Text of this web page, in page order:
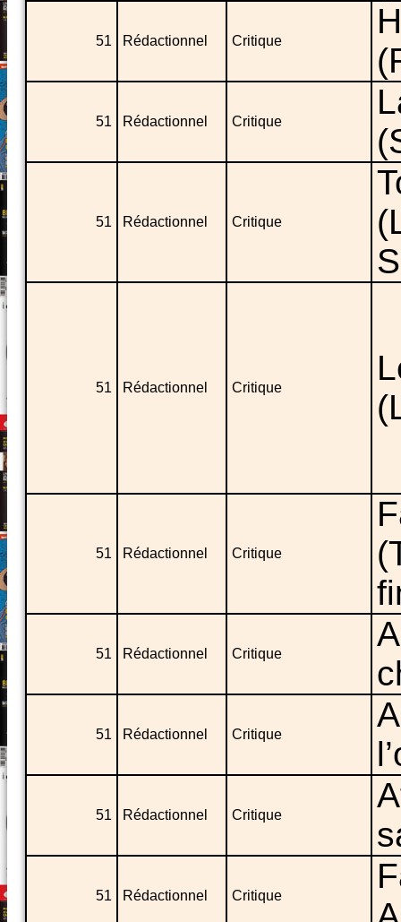
51 Rédactionnel Critique
51 Rédactionnel Critique
51 Rédactionnel Critique
51 Rédactionnel Critique
51 Rédactionnel Critique
51 Rédactionnel Critique
51 Rédactionnel Critique
51 Rédactionnel Critique
51 Rédactionnel Critique